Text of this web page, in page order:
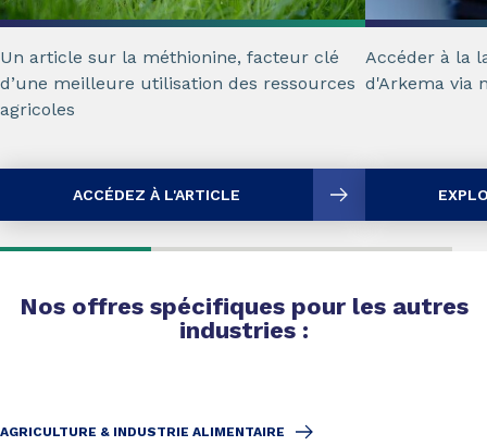
Un article sur la méthionine, facteur clé
d’une meilleure utilisation des ressources
agricoles
ACCÉDEZ À L'ARTICLE
Accéder à la
d'Arkema via
Nos offres spécifiques pour les autres
industries :
AGRICULTURE & INDUSTRIE ALIMENTAIRE